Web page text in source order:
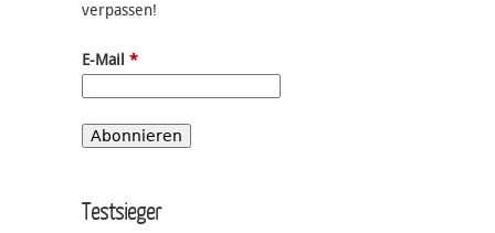
verpassen!
E-Mail *
Testsieger